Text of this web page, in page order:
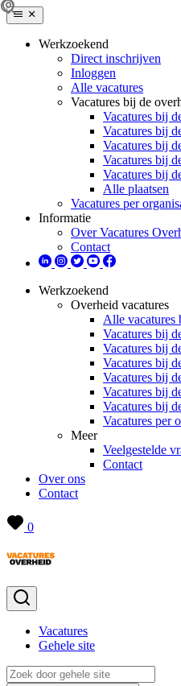
Werkzoekend
Direct inschrijven
Inloggen
Alle vacatures
Vacatures bij de
Vacatures bij
Vacatures bij
Vacatures bij
Vacatures bij
Vacatures bij
Alle plaatsen
Vacatures per
Informatie
Over Vacatures
Contact
Werkzoekend
Overheid vacatures
Alle vacatures
Vacatures bij
Vacatures bij
Vacatures bij
Vacatures bij
Vacatures bij
Vacatures bij
Vacatures per
Meer
Veelgestelde
Contact
Over ons
Contact
0
Vacatures
Gehele site